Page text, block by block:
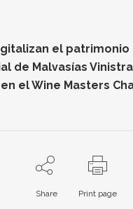
el
de Malvasías
el Wine Masters
Share Print page